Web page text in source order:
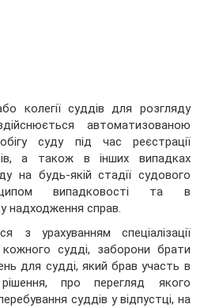
колегії суддів для розгляду
автоматизованою
суду під час реєстрації
а також в інших випадках
на будь-якій стадії судового
випадковості та в
надходження справ.
з урахуванням спеціалізації
судді, заборони брати
для судді, який брав участь в
про перегляд якого
суддів у відпустці, на